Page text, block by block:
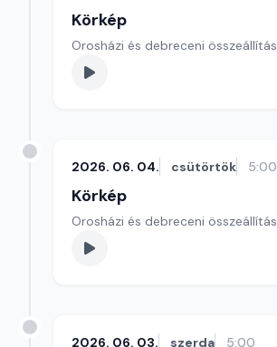
Körkép
Orosházi és debreceni összeállítás
2026. 06. 04. csütörtök 5:00
Körkép
Orosházi és debreceni összeállítás
2026. 06. 03. szerda 5:00